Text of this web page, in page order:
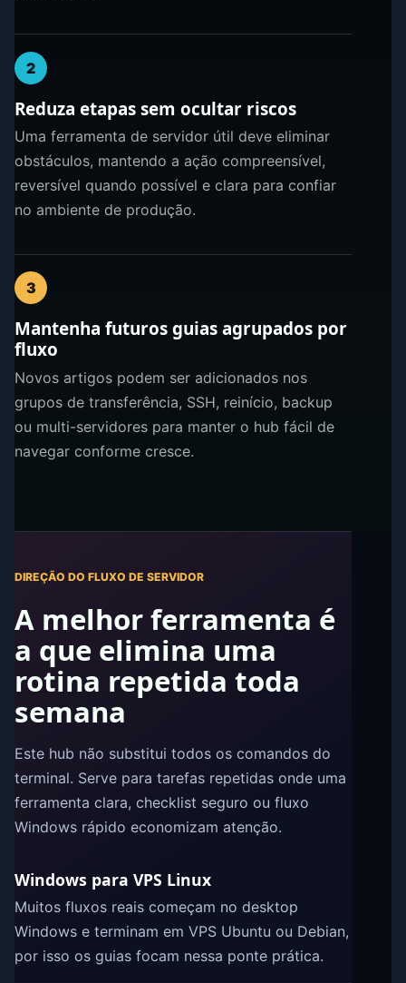
2
Reduza etapas sem ocultar riscos
Uma ferramenta de servidor útil deve eliminar
obstáculos, mantendo a ação compreensível,
reversível quando possível e clara para confiar
no ambiente de produção.
3
Mantenha futuros guias agrupados por
fluxo
Novos artigos podem ser adicionados nos
grupos de transferência, SSH, reinício, backup
ou multi-servidores para manter o hub fácil de
navegar conforme cresce.
DIREÇÃO DO FLUXO DE SERVIDOR
A melhor ferramenta é
a que elimina uma
rotina repetida toda
semana
Este hub não substitui todos os comandos do
terminal. Serve para tarefas repetidas onde uma
ferramenta clara, checklist seguro ou fluxo
Windows rápido economizam atenção.
Windows para VPS Linux
Muitos fluxos reais começam no desktop
Windows e terminam em VPS Ubuntu ou Debian,
por isso os guias focam nessa ponte prática.